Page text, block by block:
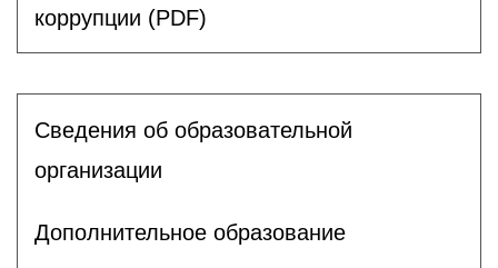
коррупции (PDF)
Сведения об образовательной
организации
Дополнительное образование